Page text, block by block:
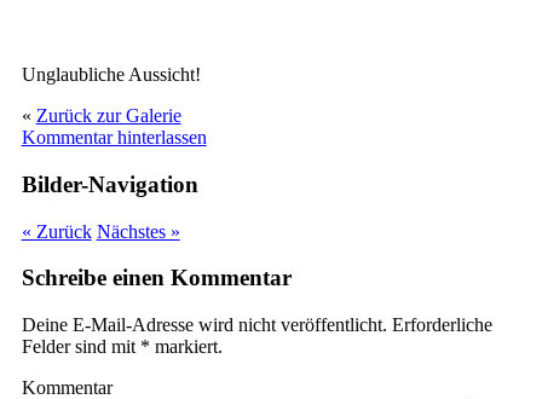
Unglaubliche Aussicht!
« Zurück zur Galerie
Kommentar hinterlassen
Bilder-Navigation
« Zurück Nächstes »
Schreibe einen Kommentar
Deine E-Mail-Adresse wird nicht veröffentlicht. Erforderliche
Felder sind mit * markiert.
Kommentar